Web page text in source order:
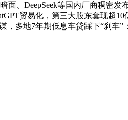
、DeepSeek等国内厂商稠密发
贸易化，第三大股东套现超10
，多地7年期低息车贷踩下“刹车”